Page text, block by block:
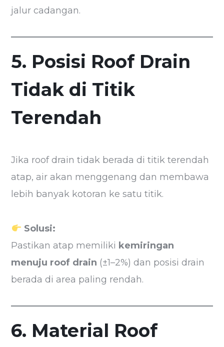
jalur cadangan.
5. Posisi Roof Drain
Tidak di Titik
Terendah
Jika roof drain tidak berada di titik terendah
atap, air akan menggenang dan membawa
lebih banyak kotoran ke satu titik.
Solusi:
Pastikan atap memiliki kemiringan
menuju roof drain (±1–2%) dan posisi drain
berada di area paling rendah.
6. Material Roof